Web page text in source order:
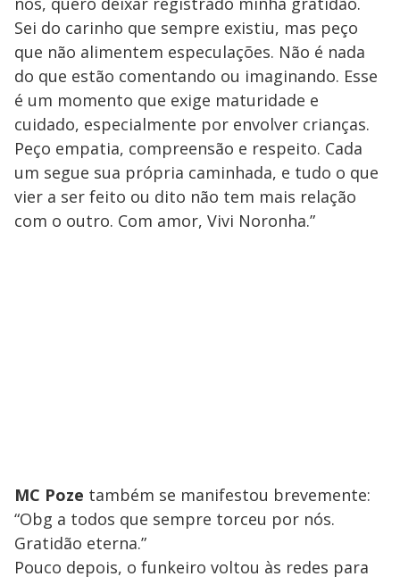
Sei do carinho que sempre existiu, mas peço
que não alimentem especulações. Não é nada
do que estão comentando ou imaginando. Esse
é um momento que exige maturidade e
cuidado, especialmente por envolver crianças.
Peço empatia, compreensão e respeito. Cada
um segue sua própria caminhada, e tudo o que
vier a ser feito ou dito não tem mais relação
com o outro. Com amor, Vivi Noronha.”
MC Poze também se manifestou brevemente:
“Obg a todos que sempre torceu por nós.
Gratidão eterna.”
Pouco depois, o funkeiro voltou às redes para